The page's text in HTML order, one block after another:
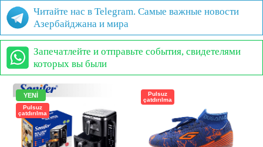
Читайте нас в Telegram. Самые важные новости
Азербайджана и мира
Запечатлейте и отправьте события, свидетелями
которых вы были